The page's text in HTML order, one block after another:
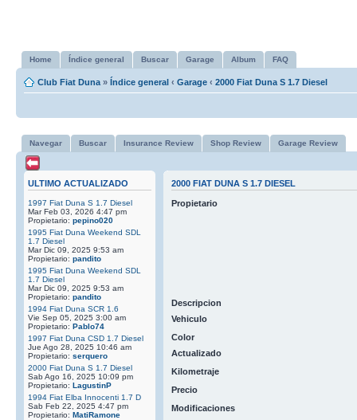
Home Índice general Buscar Garage Album FAQ
Club Fiat Duna » Índice general ‹ Garage ‹ 2000 Fiat Duna S 1.7 Diesel
Navegar Buscar Insurance Review Shop Review Garage Review
ULTIMO ACTUALIZADO
1997 Fiat Duna S 1.7 Diesel
Mar Feb 03, 2026 4:47 pm
Propietario: pepino020
1995 Fiat Duna Weekend SDL
1.7 Diesel
Mar Dic 09, 2025 9:53 am
Propietario: pandito
1995 Fiat Duna Weekend SDL
1.7 Diesel
Mar Dic 09, 2025 9:53 am
Propietario: pandito
1994 Fiat Duna SCR 1.6
Vie Sep 05, 2025 3:00 am
Propietario: Pablo74
1997 Fiat Duna CSD 1.7 Diesel
Jue Ago 28, 2025 10:46 am
Propietario: serquero
2000 Fiat Duna S 1.7 Diesel
Sab Ago 16, 2025 10:09 pm
Propietario: LagustinP
1994 Fiat Elba Innocenti 1.7 D
Sab Feb 22, 2025 4:47 pm
Propietario: MatiRamone
2000 FIAT DUNA S 1.7 DIESEL
Propietario
Descripcion
Vehiculo
Color
Actualizado
Kilometraje
Precio
Modificaciones